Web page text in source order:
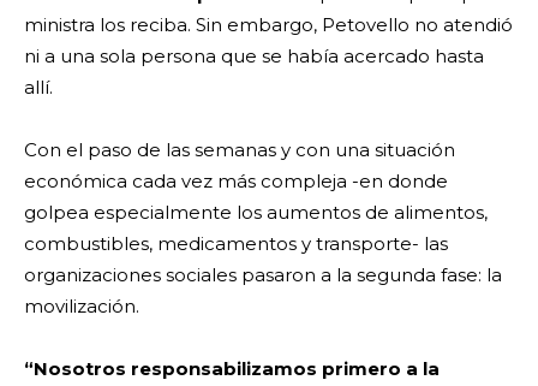
ministra los reciba. Sin embargo, Petovello no atendió
ni a una sola persona que se había acercado hasta
allí.
Con el paso de las semanas y con una situación
económica cada vez más compleja -en donde
golpea especialmente los aumentos de alimentos,
combustibles, medicamentos y transporte- las
organizaciones sociales pasaron a la segunda fase: la
movilización.
“Nosotros responsabilizamos primero a la